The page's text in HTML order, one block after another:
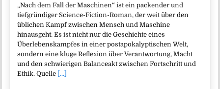
„Nach dem Fall der Maschinen“ ist ein packender und
tiefgründiger Science-Fiction-Roman, der weit über den
üblichen Kampf zwischen Mensch und Maschine
hinausgeht. Es ist nicht nur die Geschichte eines
Überlebenskampfes in einer postapokalyptischen Welt,
sondern eine kluge Reflexion über Verantwortung, Macht
und den schwierigen Balanceakt zwischen Fortschritt und
Ethik. Quelle [...]